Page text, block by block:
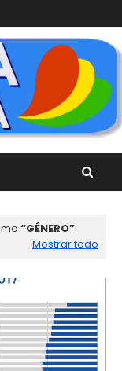
GÉNERO
Mostrar todo